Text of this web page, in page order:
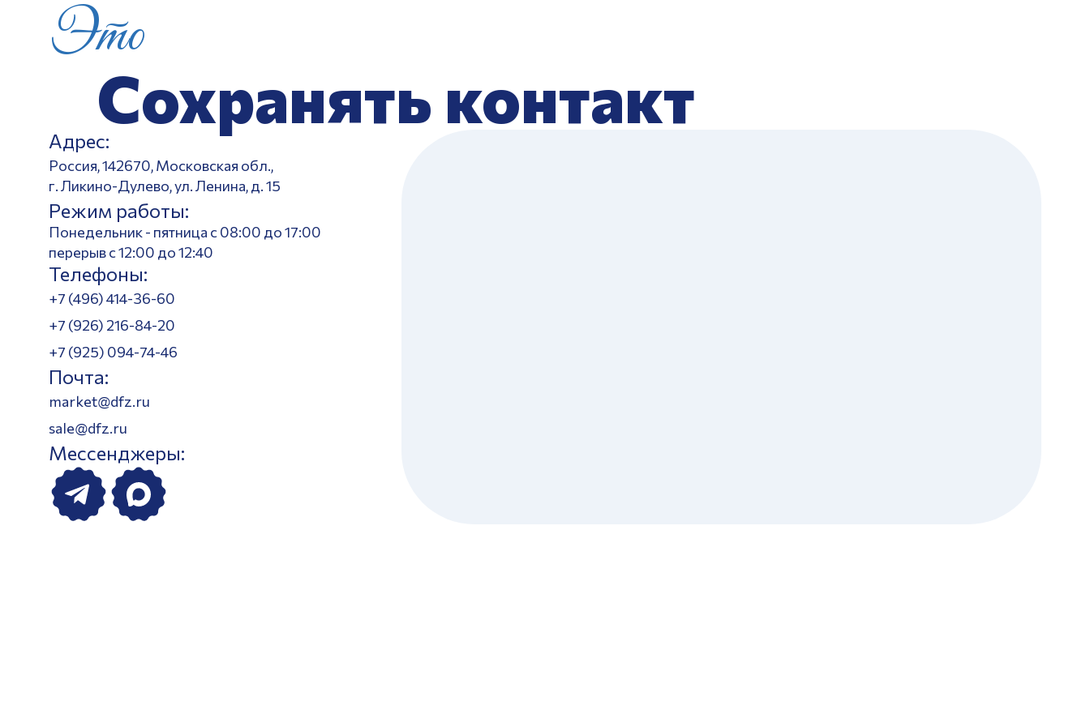
Это
Сохранять контакт
Адрес:
Россия, 142670, Московская обл.,
г. Ликино-Дулево, ул. Ленина, д. 15
Режим работы:
Понедельник - пятница с 08:00 до 17:00
перерыв с 12:00 до 12:40
Телефоны:
+7 (496) 414-36-60
+7 (926) 216-84-20
+7 (925) 094-74-46
Почта:
market@dfz.ru
sale@dfz.ru
Мессенджеры: